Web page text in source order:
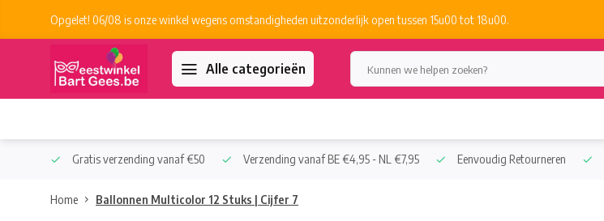
Opgelet! 06/08 is onze winkel wegens omstandigheden uitzonderlijk open tussen 15u00 tot 18u00.
Alle categorieën
Gratis verzending vanaf €50 Verzending vanaf BE €4,95 - NL €7,95 Eenvoudig Retourneren
Home Ballonnen Multicolor 12 Stuks | Cijfer 7